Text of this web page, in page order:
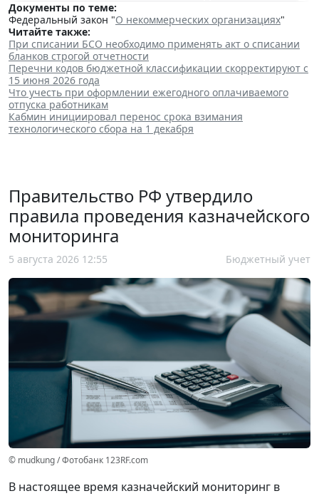
Документы по теме:
Федеральный закон "О некоммерческих организациях"
Читайте также:
При списании БСО необходимо применять акт о списании
бланков строгой отчетности
Перечни кодов бюджетной классификации скорректируют с
15 июня 2026 года
Что учесть при оформлении ежегодного оплачиваемого
отпуска работникам
Кабмин инициировал перенос срока взимания
технологического сбора на 1 декабря
Правительство РФ утвердило
правила проведения казначейского
мониторинга
5 августа 2026 12:55 Бюджетный учет
© mudkung / Фотобанк 123RF.com
В настоящее время казначейский мониторинг в